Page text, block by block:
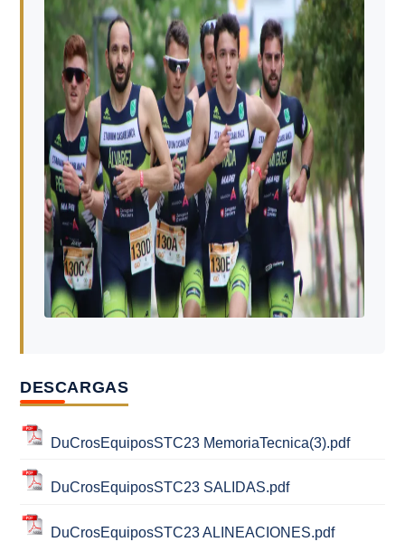
DESCARGAS
DuCrosEquiposSTC23 MemoriaTecnica(3).pdf
DuCrosEquiposSTC23 SALIDAS.pdf
DuCrosEquiposSTC23 ALINEACIONES.pdf